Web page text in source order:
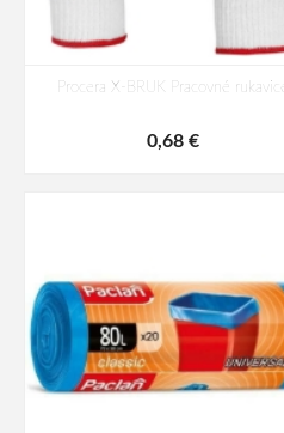
Procera X-BRUK Pracovné rukavice
0,68 €